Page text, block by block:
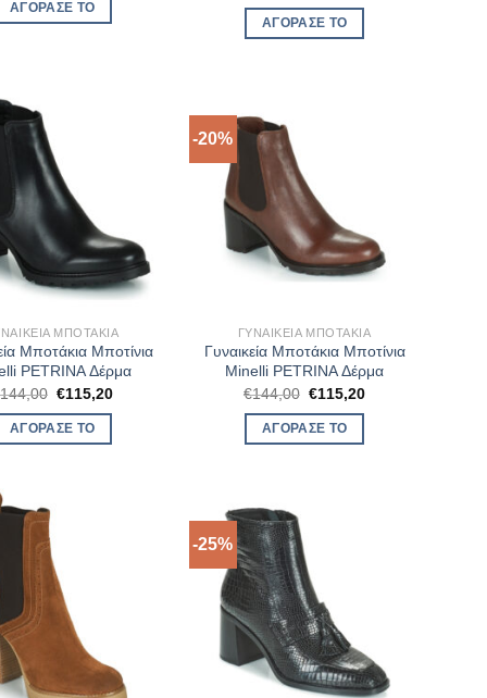
ΑΓΌΡΑΣΈ ΤΟ
was:
€190,00.
ΑΓΌΡΑΣΈ ΤΟ
ΜΠΟΤΆΚΙΑ
Μποτάκια Μποτίνια
PETRINA Δέρμα
144,00 Original
was:
€144,00.
€115,20Η
ΑΓΌΡΑΣΈ ΤΟ
-20%
ΓΥΝΑΙΚΕΊΑ ΜΠΟΤΆΚΙΑ
Γυναικεία Μποτάκια Μποτίνια
Minelli PETRINA Δέρμα
€144,00 Original
was:
€144,00.
€115,20Η
ΑΓΌΡΑΣΈ ΤΟ
-25%